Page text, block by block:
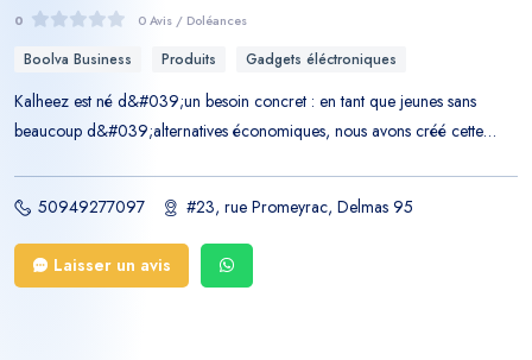
0 0 Avis / Doléances
Boolva Business Produits Gadgets éléctroniques
Kalheez est né d&#039;un besoin concret : en tant que jeunes sans
beaucoup d&#039;alternatives économiques, nous avons créé cette
— un engagement que peu de nos concurrents proposent. Nos produits
phares Souris sans fil, mini-projecteurs, lampes et manettes Bluetooth : les
articles dont nous sommes le plus fiers, pour leur qualité et leur praticité
50949277097 #23, rue Promeyrac, Delmas 95
Laisser un avis